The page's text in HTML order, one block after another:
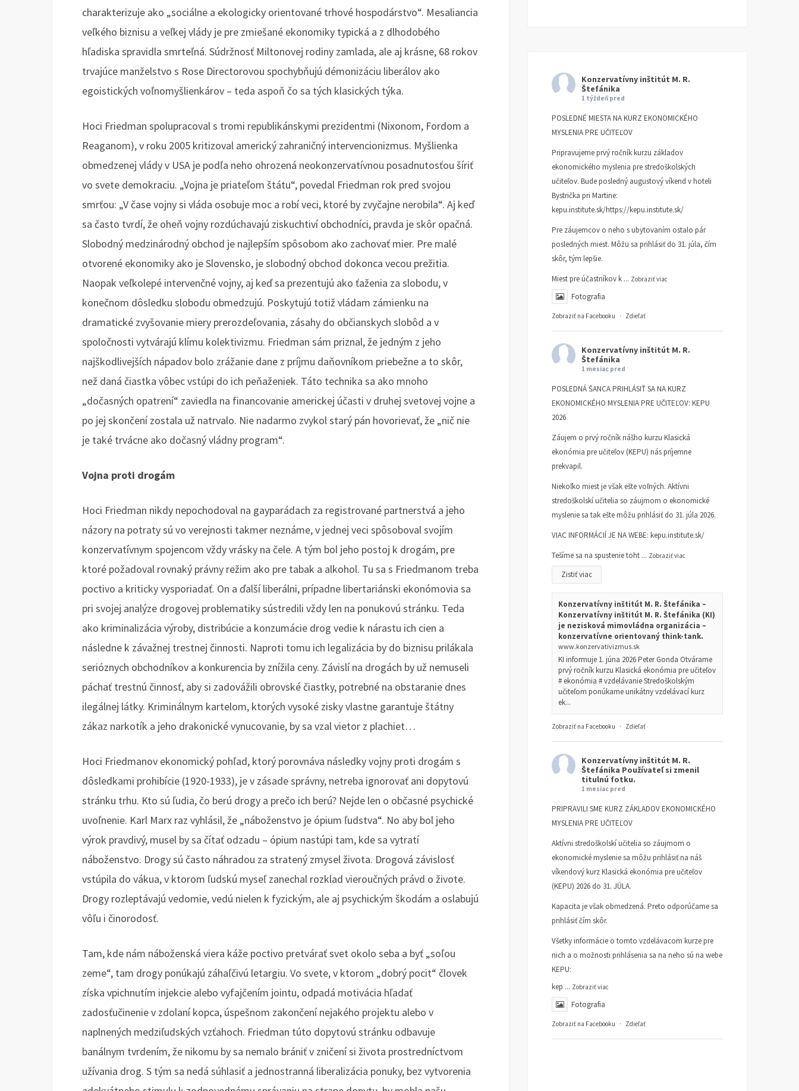
charakterizuje ako „sociálne a ekologicky orientované trhové hospodárstvo“. Mesaliancia
veľkého biznisu a veľkej vlády je pre zmiešané ekonomiky typická a z dlhodobého
hľadiska spravidla smrteľná. Súdržnosť Miltonovej rodiny zamlada, ale aj krásne, 68 rokov
trvajúce manželstvo s Rose Directorovou spochybňujú démonizáciu liberálov ako
egoistických voľnomyšlienkárov – teda aspoň čo sa tých klasických týka.
Hoci Friedman spolupracoval s tromi republikánskymi prezidentmi (Nixonom, Fordom a
Reaganom), v roku 2005 kritizoval americký zahraničný intervencionizmus. Myšlienka
obmedzenej vlády v USA je podľa neho ohrozená neokonzervatívnou posadnutosťou šíriť
vo svete demokraciu. „Vojna je priateľom štátu“, povedal Friedman rok pred svojou
smrťou: „V čase vojny si vláda osobuje moc a robí veci, ktoré by zvyčajne nerobila“. Aj keď
sa často tvrdí, že oheň vojny rozdúchavajú ziskuchtiví obchodníci, pravda je skôr opačná.
Slobodný medzinárodný obchod je najlepším spôsobom ako zachovať mier. Pre malé
otvorené ekonomiky ako je Slovensko, je slobodný obchod dokonca vecou prežitia.
Naopak veľkolepé intervenčné vojny, aj keď sa prezentujú ako ťaženia za slobodu, v
konečnom dôsledku slobodu obmedzujú. Poskytujú totiž vládam zámienku na
dramatické zvyšovanie miery prerozdeľovania, zásahy do občianskych slobôd a v
spoločnosti vytvárajú klímu kolektivizmu. Friedman sám priznal, že jedným z jeho
najškodlivejších nápadov bolo zrážanie dane z príjmu daňovníkom priebežne a to skôr,
než daná čiastka vôbec vstúpi do ich peňaženiek. Táto technika sa ako mnoho
„dočasných opatrení“ zaviedla na financovanie americkej účasti v druhej svetovej vojne a
po jej skončení zostala už natrvalo. Nie nadarmo zvykol starý pán hovorievať, že „nič nie
je také trvácne ako dočasný vládny program“.
Vojna proti drogám
Hoci Friedman nikdy nepochodoval na gayparádach za registrované partnerstvá a jeho
názory na potraty sú vo verejnosti takmer neznáme, v jednej veci spôsoboval svojím
konzervatívnym spojencom vždy vrásky na čele. A tým bol jeho postoj k drogám, pre
ktoré požadoval rovnaký právny režim ako pre tabak a alkohol. Tu sa s Friedmanom treba
poctivo a kriticky vysporiadať. On a ďalší liberálni, prípadne libertariánski ekonómovia sa
pri svojej analýze drogovej problematiky sústredili vždy len na ponukovú stránku. Teda
ako kriminalizácia výroby, distribúcie a konzumácie drog vedie k nárastu ich cien a
následne k závažnej trestnej činnosti. Naproti tomu ich legalizácia by do biznisu prilákala
serióznych obchodníkov a konkurencia by znížila ceny. Závislí na drogách by už nemuseli
páchať trestnú činnosť, aby si zadovážili obrovské čiastky, potrebné na obstaranie dnes
ilegálnej látky. Kriminálnym kartelom, ktorých vysoké zisky vlastne garantuje štátny
zákaz narkotík a jeho drakonické vynucovanie, by sa vzal vietor z plachiet…
Hoci Friedmanov ekonomický pohľad, ktorý porovnáva následky vojny proti drogám s
dôsledkami prohibície (1920-1933), je v zásade správny, netreba ignorovať ani dopytovú
stránku trhu. Kto sú ľudia, čo berú drogy a prečo ich berú? Nejde len o občasné psychické
uvoľnenie. Karl Marx raz vyhlásil, že „náboženstvo je ópium ľudstva“. No aby bol jeho
výrok pravdivý, musel by sa čítať odzadu – ópium nastúpi tam, kde sa vytratí
náboženstvo. Drogy sú často náhradou za stratený zmysel života. Drogová závislosť
vstúpila do vákua, v ktorom ľudskú myseľ zanechal rozklad vieroučných právd o živote.
Drogy rozleptávajú vedomie, vedú nielen k fyzickým, ale aj psychickým škodám a oslabujú
vôľu i činorodosť.
Tam, kde nám náboženská viera káže poctivo pretvárať svet okolo seba a byť „soľou
zeme“, tam drogy ponúkajú záhaľčivú letargiu. Vo svete, v ktorom „dobrý pocit“ človek
získa vpichnutím injekcie alebo vyfajčením jointu, odpadá motivácia hľadať
zadosťučinenie v zdolaní kopca, úspešnom zakončení nejakého projektu alebo v
naplnených medziľudských vzťahoch. Friedman túto dopytovú stránku odbavuje
banálnym tvrdením, že nikomu by sa nemalo brániť v zničení si života prostredníctvom
užívania drog. S tým sa nedá súhlasiť a jednostranná liberalizácia ponuky, bez vytvorenia
Konzervatívny inštitút M. R.
Štefánika
1 týždeň pred
POSLEDNÉ MIESTA NA KURZ EKONOMICKÉHO
MYSLENIA PRE UČITEĽOV
Pripravujeme prvý ročník kurzu základov
ekonomického myslenia pre stredoškolských
učiteľov. Bude posledný augustový víkend v hoteli
Bystrička pri Martine:
kepu.institute.sk/https://kepu.institute.sk/
Pre záujemcov o neho s ubytovaním ostalo pár
posledných miest. Môžu sa prihlásiť do 31. júla, čím
skôr, tým lepšie.
Miest pre účastníkov k ... Zobraziť viac
Fotografia
Zobraziť na Facebooku · Zdieľať
Konzervatívny inštitút M. R.
Štefánika
1 mesiac pred
POSLEDNÁ ŠANCA PRIHLÁSIŤ SA NA KURZ
EKONOMICKÉHO MYSLENIA PRE UČITEĽOV: KEPU
2026
Záujem o prvý ročník nášho kurzu Klasická
ekonómia pre učiteľov (KEPU) nás príjemne
prekvapil.
Niekoľko miest je však ešte voľných. Aktívni
stredoškolskí učitelia so záujmom o ekonomické
myslenie sa tak ešte môžu prihlásiť do 31. júla 2026.
VIAC INFORMÁCIÍ JE NA WEBE: kepu.institute.sk/
Tešíme sa na spustenie toht ... Zobraziť viac
Zistiť viac
Konzervatívny inštitút M. R. Štefánika –
Konzervatívny inštitút M. R. Štefánika (KI)
je nezisková mimovládna organizácia –
konzervatívne orientovaný think-tank.
www.konzervativizmus.sk
KI informuje 1. júna 2026 Peter Gonda Otvárame
prvý ročník kurzu Klasická ekonómia pre učiteľov
# ekonómia # vzdelávanie Stredoškolským
učiteľom ponúkame unikátny vzdelávací kurz
ek...
Zobraziť na Facebooku · Zdieľať
Konzervatívny inštitút M. R.
Štefánika Používateľ si zmenil
titulnú fotku.
1 mesiac pred
PRIPRAVILI SME KURZ ZÁKLADOV EKONOMICKÉHO
MYSLENIA PRE UČITEĽOV
Aktívni stredoškolskí učitelia so záujmom o
ekonomické myslenie sa môžu prihlásiť na náš
víkendový kurz Klasická ekonómia pre učiteľov
(KEPU) 2026 do 31. JÚLA.
Kapacita je však obmedzená. Preto odporúčame sa
prihlásiť čím skôr.
Všetky informácie o tomto vzdelávacom kurze pre
nich a o možnosti prihlásenia sa na neho sú na webe
KEPU:
kep ... Zobraziť viac
Fotografia
Zobraziť na Facebooku · Zdieľať